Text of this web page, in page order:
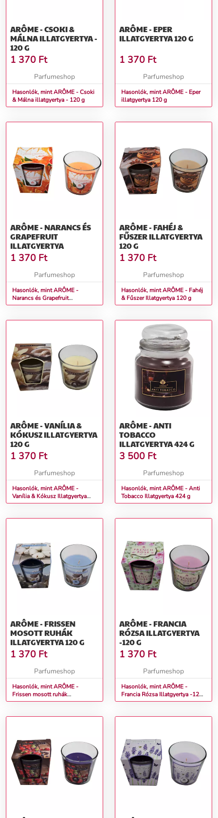
ARÔME - CSOKI &
MÁLNA ILLATGYERTYA -
120 G
1 370 Ft
Parfumeshop
Hasonlók, mint ARÔME - Csoki
& Málna illatgyertya - 120 g
ARÔME - EPER
ILLATGYERTYA 120 G
1 370 Ft
Parfumeshop
Hasonlók, mint ARÔME - Eper
illatgyertya 120 g
ARÔME - NARANCS ÉS
GRAPEFRUIT
ILLATGYERTYA
1 370 Ft
Parfumeshop
Hasonlók, mint ARÔME -
Narancs és Grapefruit
illatgyertya
ARÔME - FAHÉJ &
FŰSZER ILLATGYERTYA
120 G
1 370 Ft
Parfumeshop
Hasonlók, mint ARÔME - Fahéj
& Fűszer Illatgyertya 120 g
ARÔME - VANÍLIA &
KÓKUSZ ILLATGYERTYA
120 G
1 370 Ft
Parfumeshop
Hasonlók, mint ARÔME -
Vanília & Kókusz Illatgyertya
120 g
ARÔME - ANTI
TOBACCO
ILLATGYERTYA 424 G
3 500 Ft
Parfumeshop
Hasonlók, mint ARÔME - Anti
Tobacco Illatgyertya 424 g
ARÔME - FRISSEN
MOSOTT RUHÁK
ILLATGYERTYA 120 G
1 370 Ft
Parfumeshop
Hasonlók, mint ARÔME -
Frissen mosott ruhák
illatgyertya 120 g
ARÔME - FRANCIA
RÓZSA ILLATGYERTYA
-120 G
1 370 Ft
Parfumeshop
Hasonlók, mint ARÔME -
Francia Rózsa Illatgyertya -120
g